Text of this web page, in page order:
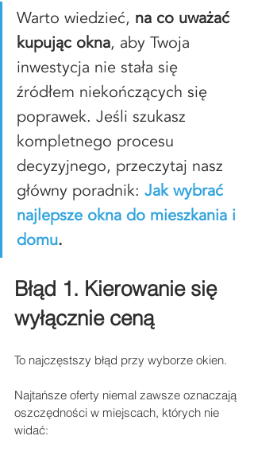
Warto wiedzieć, na co uważać
kupując okna, aby Twoja
inwestycja nie stała się
źródłem niekończących się
poprawek. Jeśli szukasz
kompletnego procesu
decyzyjnego, przeczytaj nasz
główny poradnik: Jak wybrać
najlepsze okna do mieszkania i
domu.
Błąd 1. Kierowanie się
wyłącznie ceną
To najczęstszy błąd przy wyborze okien.
Najtańsze oferty niemal zawsze oznaczają
oszczędności w miejscach, których nie
widać: